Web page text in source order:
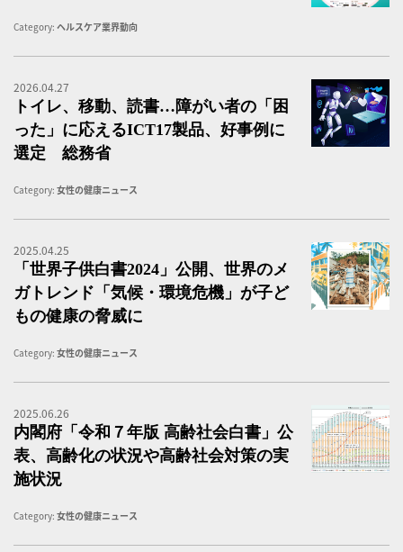
Category: ヘルスケア業界動向
2026.04.27
トイレ、移動、読書…障がい者の「困
った」に応えるICT17製品、好事例に
選定 総務省
Category: 女性の健康ニュース
2025.04.25
「世界子供白書2024」公開、世界のメ
ガトレンド「気候・環境危機」が子ど
もの健康の脅威に
Category: 女性の健康ニュース
2025.06.26
内閣府「令和７年版 高齢社会白書」公
表、高齢化の状況や高齢社会対策の実
施状況
Category: 女性の健康ニュース